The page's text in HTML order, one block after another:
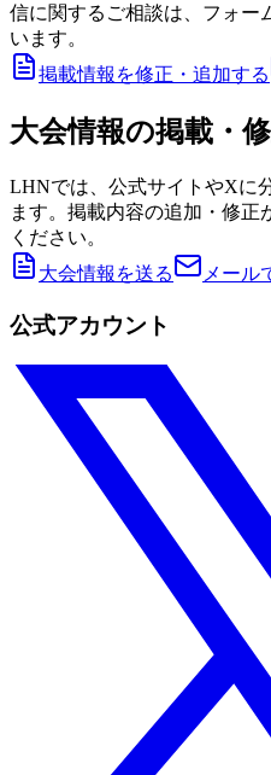
信に関するご相談は、フォー
います。
掲載情報を修正・追加する
大会情報の掲載・
LHNでは、公式サイトやXに
ます。掲載内容の追加・修正
ください。
大会情報を送る
メール
公式アカウント